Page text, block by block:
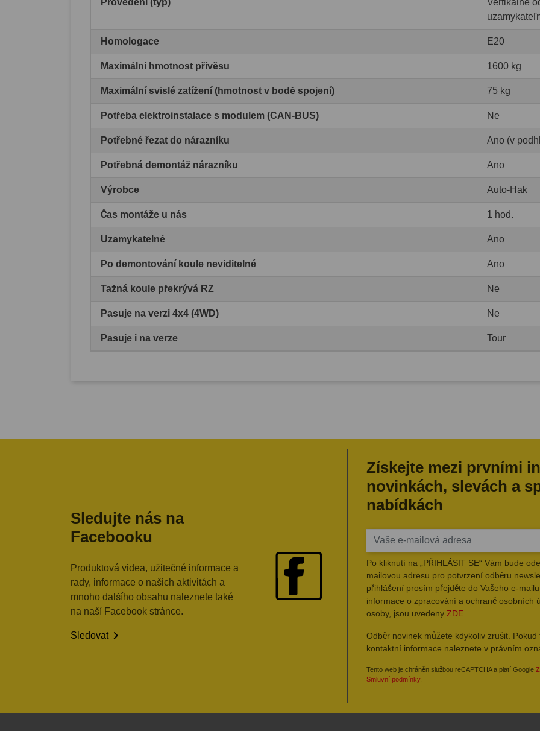
Provedení (typ)
Vertikálne
Homologace E20
Maximální hmotnost přívěsu 1600 kg
Maximální svislé zatížení (hmotnost v bodě spojení) 75 kg
Potřeba elektroinstalace s modulem (CAN-BUS) Ne
Potřebné řezat do nárazníku Ano (v
Potřebná demontáž nárazníku Ano
Výrobce Auto-Hak
Čas montáže u nás 1 hod.
Uzamykatelné Ano
Po demontování koule neviditelné Ano
Tažná koule překrývá RZ Ne
Pasuje na verzi 4x4 (4WD) Ne
Pasuje i na verze Tour
Sledujte nás na
Facebooku
Produktová videa, užitečné informace a
rady, informace o našich aktivitách a
mnoho dalšího obsahu naleznete také
na naší Facebook stránce.
Sledovat
Získejte mezi prvními
novinkách, slevách a
nabídkách
Po kliknutí na „PŘIHLÁSIT SE“ Vám bude
mailovou adresu pro potvrzení odběru
přihlášení prosím přejděte do Vašeho e-
informace o zpracování a ochraně osobních
osoby, jsou uvedeny ZDE
Odběr novinek můžete kdykoliv zrušit.
kontaktní informace naleznete v právním
Tento web je chráněn službou reCAPTCHA a platí Google
Smluvní podmínky.